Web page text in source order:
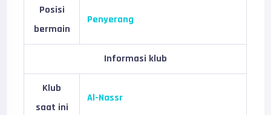
Posisi
bermain
Penyerang
Informasi klub
Klub
saat ini
Al-Nassr